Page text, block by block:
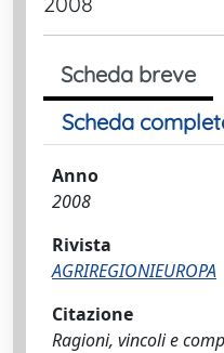
Scheda breve
Scheda
Anno
2008
Rivista
AGRIREGIONIEUROPA
Citazione
Ragioni, vincoli e